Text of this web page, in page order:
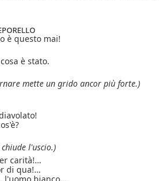
è questo mai!
è stato.
mette un grido ancor più forte.)
l'uscio.)
carità!…
di qua!…
l'uomo bianco…